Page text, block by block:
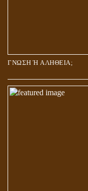
ΓΝΩΣΗ Ή ΑΛΗΘΕΙΑ;